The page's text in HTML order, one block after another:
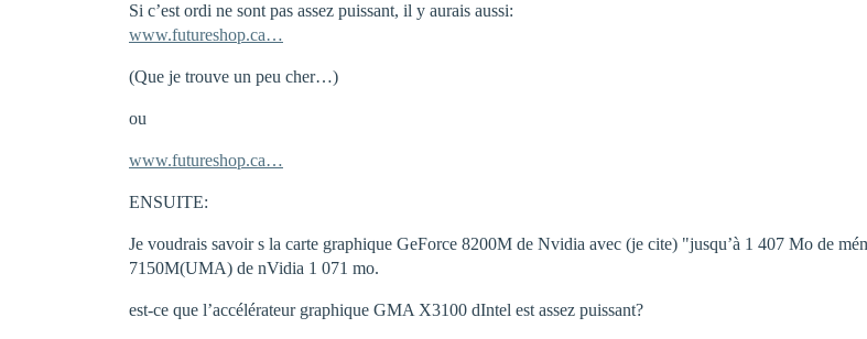
Si c’est ordi ne sont pas assez puissant, il y aurais aussi:
www.futureshop.ca…
(Que je trouve un peu cher…)
ou
www.futureshop.ca…
ENSUITE:
Je voudrais savoir s la carte graphique GeForce 8200M de Nvidia avec (je cite) "jusqu’à 1 407 Mo de
7150M(UMA) de nVidia 1 071 mo.
est-ce que l’accélérateur graphique GMA X3100 dIntel est assez puissant?